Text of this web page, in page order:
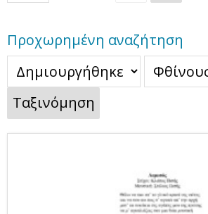
Προχωρημένη αναζήτηση
Ταξινόμηση